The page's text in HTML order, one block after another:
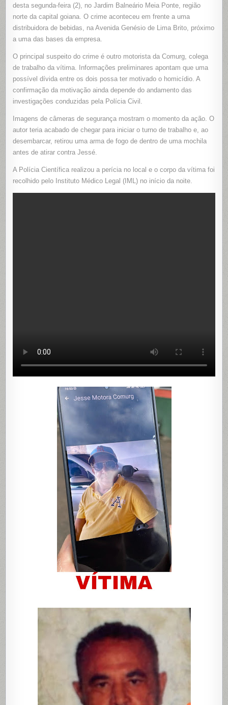
A
DE
desta segunda-feira (2), no Jardim Balneário Meia Ponte, região
norte da capital goiana. O crime aconteceu em frente a uma
distribuidora de bebidas, na Avenida Genésio de Lima Brito, próximo
a uma das bases da empresa.
O principal suspeito do crime é outro motorista da Comurg, colega
de trabalho da vítima. Informações preliminares apontam que uma
possível dívida entre os dois possa ter motivado o homicídio. A
confirmação da motivação ainda depende do andamento das
investigações conduzidas pela Polícia Civil.
Imagens de câmeras de segurança mostram o momento da ação. O
autor teria acabado de chegar para iniciar o turno de trabalho e, ao
desembarcar, retirou uma arma de fogo de dentro de uma mochila
antes de atirar contra Jessé.
A Polícia Científica realizou a perícia no local e o corpo da vítima foi
recolhido pelo Instituto Médico Legal (IML) no início da noite.